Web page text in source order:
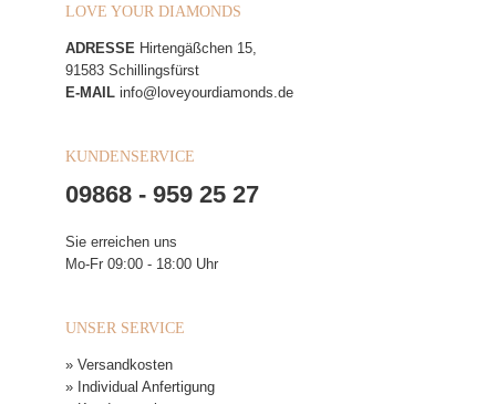
LOVE YOUR DIAMONDS
ADRESSE Hirtengäßchen 15,
91583 Schillingsfürst
E-MAIL info@loveyourdiamonds.de
KUNDENSERVICE
09868 - 959 25 27
Sie erreichen uns
Mo-Fr 09:00 - 18:00 Uhr
UNSER SERVICE
» Versandkosten
» Individual Anfertigung